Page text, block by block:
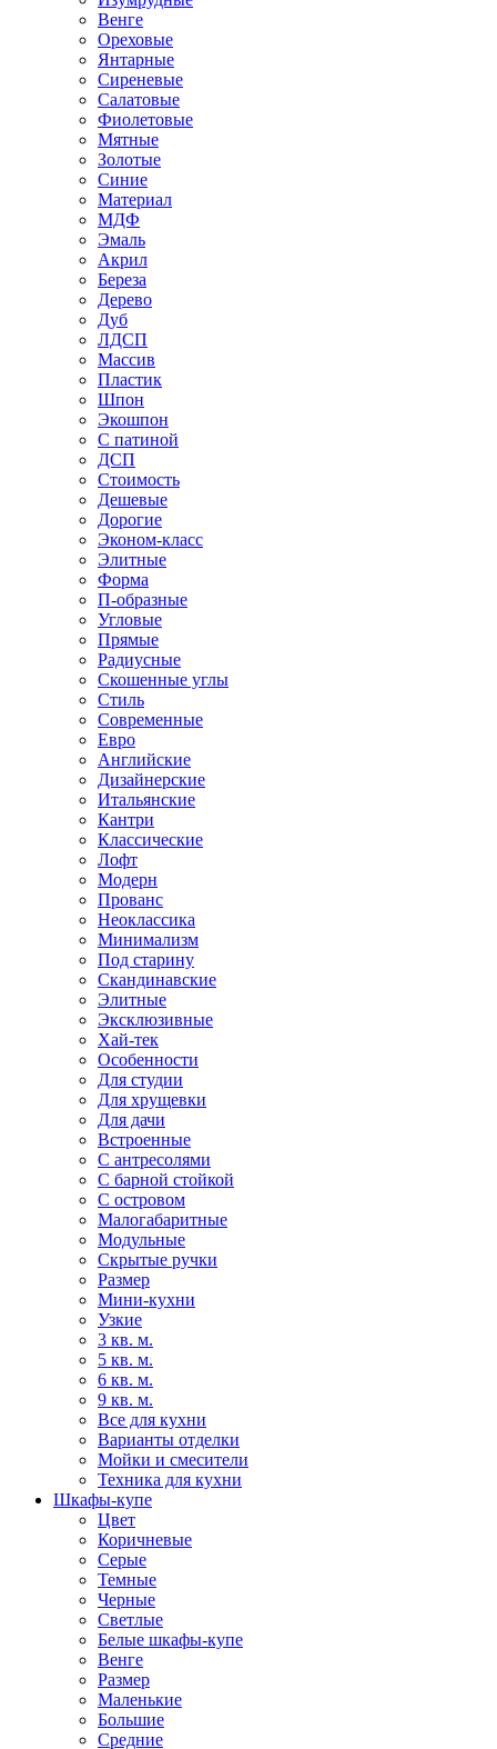
Венге
Ореховые
Янтарные
Сиреневые
Салатовые
Фиолетовые
Мятные
Золотые
Синие
Материал
МДФ
Эмаль
Акрил
Береза
Дерево
Дуб
ЛДСП
Массив
Пластик
Шпон
Экошпон
С патиной
ДСП
Стоимость
Дешевые
Дорогие
Эконом-класс
Элитные
Форма
П-образные
Угловые
Прямые
Радиусные
Скошенные углы
Стиль
Современные
Евро
Английские
Дизайнерские
Итальянские
Кантри
Классические
Лофт
Модерн
Прованс
Неоклассика
Минимализм
Под старину
Скандинавские
Элитные
Эксклюзивные
Хай-тек
Особенности
Для студии
Для хрущевки
Для дачи
Встроенные
С антресолями
С барной стойкой
С островом
Малогабаритные
Модульные
Скрытые ручки
Размер
Мини-кухни
Узкие
3 кв. м.
5 кв. м.
6 кв. м.
9 кв. м.
Все для кухни
Варианты отделки
Мойки и смесители
Техника для кухни
Шкафы-купе
Цвет
Коричневые
Серые
Темные
Черные
Светлые
Белые шкафы-купе
Венге
Размер
Маленькие
Большие
Средние